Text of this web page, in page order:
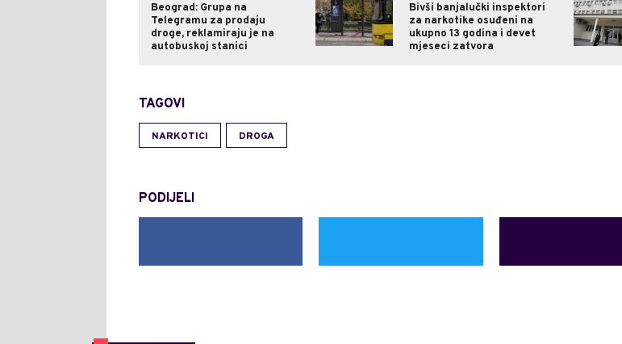
Beograd: Grupa na
Telegramu za prodaju
droge, reklamiraju je na
autobuskoj stanici
Bivši banjalučki inspektori
za narkotike osuđeni na
ukupno 13 godina i devet
mjeseci zatvora
TAGOVI
NARKOTICI DROGA
PODIJELI